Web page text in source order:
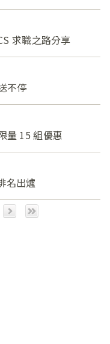
求職之路分享
不停
量 15 組優惠
名出爐